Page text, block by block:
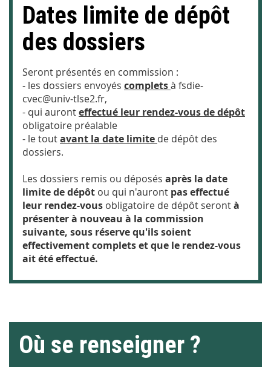
Dates limite de dépôt
des dossiers
Seront présentés en commission :
- les dossiers envoyés completsà fsdie-
cvec@univ-tlse2.fr,
- qui auronteffectué leur rendez-vous de dépôt
obligatoire préalable
- le toutavant la date limite de dépôt des
dossiers.
Les dossiers remis ou déposés après la date
limite de dépôt ou qui n'auront pas effectué
leur rendez-vous obligatoire de dépôt serontà
présenter à nouveau à la commission
suivante, sous réserve qu'ils soient
effectivement complets et que le rendez-vous
ait été effectué.
Où se renseigner ?